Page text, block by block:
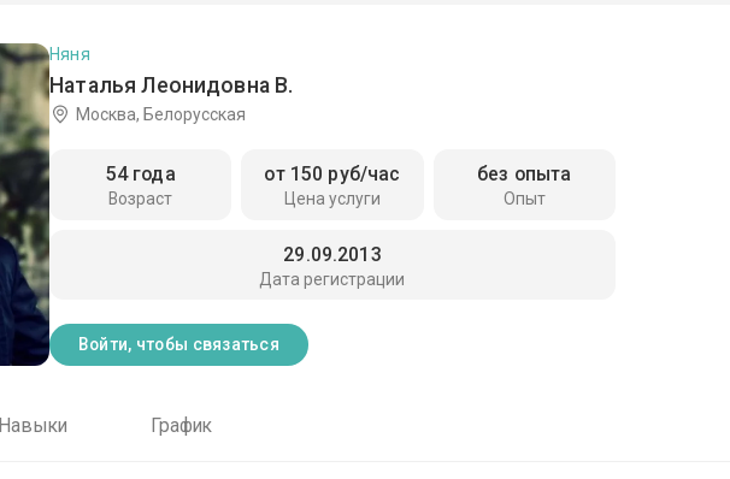
Наталья Леонидовна В.
Няня
Москва, Белорусская
Возраст
54 года
Цена услуги
от 150 руб/час
Опыт
без опыта
Дата регистрации
29.09.2013
Войти, чтобы связаться
Навыки График